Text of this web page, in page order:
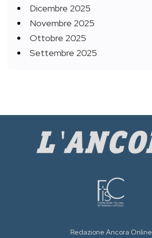
Dicembre 2025
Novembre 2025
Ottobre 2025
Settembre 2025
Redazione Ancora Online